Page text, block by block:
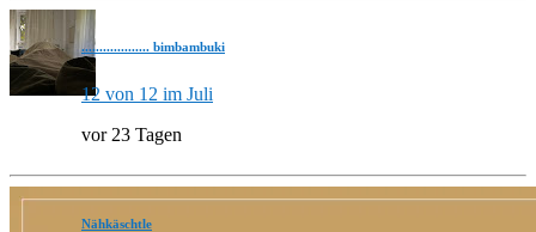
................... bimbambuki
12 von 12 im Juli
vor 23 Tagen
Nähkäschtle